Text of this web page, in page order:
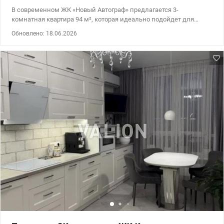
В современном ЖК «Новый Автограф» предлагается 3-
комнатная квартира 94 м², которая идеально подойдет для
квартира? Это тот вариант, который покупают для жизни на
годы, а не как временный компромисс. ✔ Функциональная
дома, где собирается вся семья; три отдельные комнаты, будет
собственный уголок для каждого – спальня, детская, кабинет;
разделение на частную и гостевую зоны, два санузла, кладовая
– максимум удобства. Большие окна, много природного света –
легко реализовать современный интерьер без ограничений. ✔
Готовая база под ваш ремонт: уже есть стяжка, заведены
коммуникации, установленные радиаторы и котел,
индивидуальные счетчики – контроль затрат и комфорта. Эта
квартира – не просто квадратные метры. Это возможность
создать свое пространство по собственному вкусу. Про
комплекс. ЖК «Новый Автограф» - это закрытая территория и
охрана, видеонаблюдение, подземный паркинг, современный,
ухоженный двор с детскими и спортивными площадками.
Локация, которая продает сама себя: вокруг парк Победы –
Обновлено: 18.06.2026